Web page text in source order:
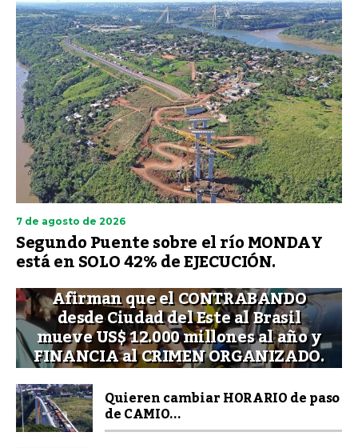
7 de agosto de 2026
Segundo Puente sobre el río MONDAY
está en SOLO 42% de EJECUCIÓN.
Afirman que el CONTRABANDO
desde Ciudad del Este al Brasil
mueve US$ 12.000 millones al año y
FINANCIA al CRIMEN ORGANIZADO.
Quieren cambiar HORARIO de paso
de CAMIO...